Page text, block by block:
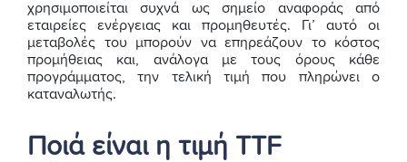
χρησιμοποιείται συχνά ως σημείο αναφοράς από
εταιρείες ενέργειας και προμηθευτές. Γι’ αυτό οι
μεταβολές του μπορούν να επηρεάζουν το κόστος
προμήθειας και, ανάλογα με τους όρους κάθε
προγράμματος, την τελική τιμή που πληρώνει ο
καταναλωτής.
Ποιά είναι η τιμή TTF